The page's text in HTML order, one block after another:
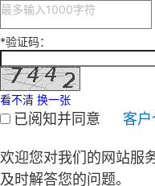
*验证码：
看不清 换一张
已阅知并同意 客户
欢迎您对我们的网站服
及时解答您的问题。